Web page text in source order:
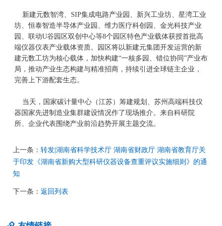
新建元数智湾、SIP集成电路产业园、新兴工业坊、星湾工业
坊、恒泰智造半导体产业园、维力医疗科创园、金光科技产业
园、联动U谷园区双创中心等8个园区特色产业载体获授首批高
端仪器仪表产业载体资质。园区将以新建元集团开发运营的新
建元数工坊为核心载体，加快构建“一核多园、错位协同”产业布
局，推动产业生态构建与精准招商，持续引进全球链主企业，
完善上下游配套生态。
当天，国家碳计量中心（江苏）筹建规划、苏州高端科技仪
器国家先进制造业集群建设情况作了现场推介。来自科研院
所、企业代表围绕产业前沿趋势开展主题交流。
上一条：转发|湖南省科学技术厅 湖南省财政厅 湖南省教育厅关
于印发《湖南省新购大型科研仪器设备查重评议实施细则》的通
知
下一条：返回列表